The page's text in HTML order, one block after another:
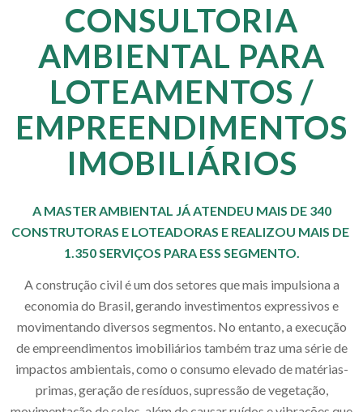
CONSULTORIA
AMBIENTAL PARA
LOTEAMENTOS /
EMPREENDIMENTOS
IMOBILIÁRIOS
A MASTER AMBIENTAL JÁ ATENDEU MAIS DE 340
CONSTRUTORAS E LOTEADORAS E REALIZOU MAIS DE
1.350 SERVIÇOS PARA ESS SEGMENTO.
A construção civil é um dos setores que mais impulsiona a
economia do Brasil, gerando investimentos expressivos e
movimentando diversos segmentos. No entanto, a execução
de empreendimentos imobiliários também traz uma série de
impactos ambientais, como o consumo elevado de matérias-
primas, geração de resíduos, supressão de vegetação,